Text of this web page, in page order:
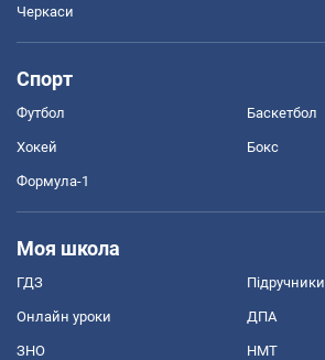
Черкаси
Спорт
Футбол Баскетбол
Хокей Бокс
Формула-1
Моя школа
ГДЗ Підручники
Онлайн уроки ДПА
ЗНО НМТ